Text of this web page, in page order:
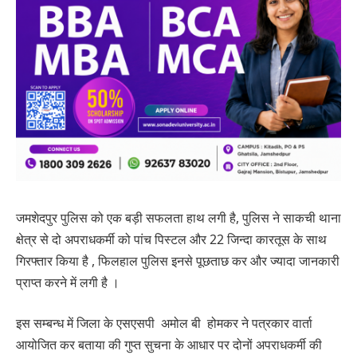
जमशेदपुर पुलिस को एक बड़ी सफलता हाथ लगी है, पुलिस ने साकची थाना
क्षेत्र से दो अपराधकर्मी को पांच पिस्टल और 22 जिन्दा कारतूस के साथ
गिरफ्तार किया है , फिलहाल पुलिस इनसे पूछताछ कर और ज्यादा जानकारी
प्राप्त करने में लगी है ।
इस सम्बन्ध में जिला के एसएसपी अमोल बी होमकर ने पत्रकार वार्ता
आयोजित कर बताया की गुप्त सुचना के आधार पर दोनों अपराधकर्मी की